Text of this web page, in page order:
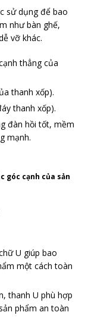
sử dụng để bao
như bàn ghế,
vỡ khác.
thẳng của
thanh xốp).
thanh xốp).
đàn hồi tốt, mềm
mạnh.
góc cạnh của sản
U giúp bao
một cách toàn
thanh U phù hợp
phẩm an toàn